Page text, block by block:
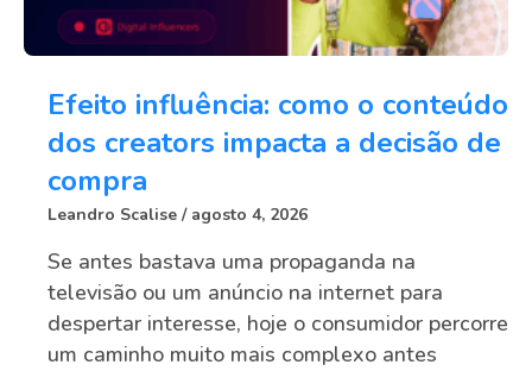
Efeito influência: como o conteúdo
dos creators impacta a decisão de
compra
Leandro Scalise agosto 4, 2026
Se antes bastava uma propaganda na
televisão ou um anúncio na internet para
despertar interesse, hoje o consumidor percorre
um caminho muito mais complexo antes